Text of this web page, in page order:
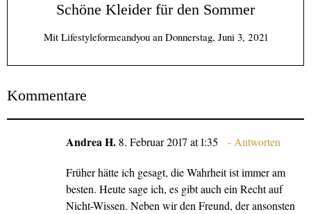
Schöne Kleider für den Sommer
Mit Lifestyleformeandyou an Donnerstag, Juni 3, 2021
Kommentare
Andrea H.8. Februar 2017 at 1:35 Antworten
Früher hätte ich gesagt, die Wahrheit ist immer am
besten. Heute sage ich, es gibt auch ein Recht auf
Nicht-Wissen. Neben wir den Freund, der ansonsten